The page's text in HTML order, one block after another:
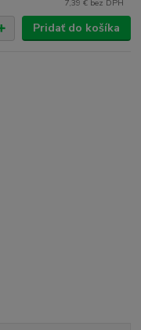
7,39 € bez DPH
Pridať do košíka